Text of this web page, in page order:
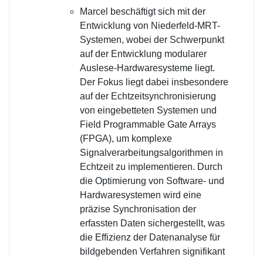
Marcel beschäftigt sich mit der
Entwicklung von Niederfeld-MRT-
Systemen, wobei der Schwerpunkt
auf der Entwicklung modularer
Auslese-Hardwaresysteme liegt.
Der Fokus liegt dabei insbesondere
auf der Echtzeitsynchronisierung
von eingebetteten Systemen und
Field Programmable Gate Arrays
(FPGA), um komplexe
Signalverarbeitungsalgorithmen in
Echtzeit zu implementieren. Durch
die Optimierung von Software- und
Hardwaresystemen wird eine
präzise Synchronisation der
erfassten Daten sichergestellt, was
die Effizienz der Datenanalyse für
bildgebenden Verfahren signifikant